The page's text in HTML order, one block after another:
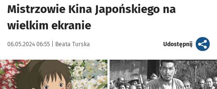
Mistrzowie Kina Japońskiego na
wielkim ekranie
Data publikacji:
06.05.2024 06:55 | Autor:
Beata Turska Udostępnijartykuł
Kliknij, aby powiększyć